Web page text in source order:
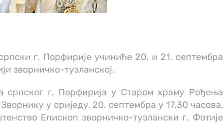
г. Порфирије учиниће 20. и 21. септембра
зворничко-тузланској.
српског г. Порфирија у Старом храму Рођења
у сриједу, 20. септембра у 17.30 часова,
Епископ зворничко-тузлански г. Фотије